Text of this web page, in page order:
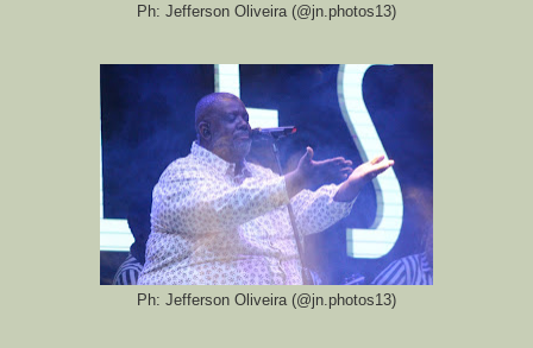
Ph: Jefferson Oliveira (@jn.photos13)
Ph: Jefferson Oliveira (@jn.photos13)